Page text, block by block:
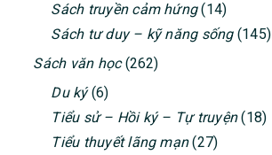
Sách truyền cảm hứng(14)
Sách tư duy – kỹ năng sống(145)
Sách văn học(262)
Du ký(6)
Tiểu sử – Hồi ký – Tự truyện(18)
Tiểu thuyết lãng mạn(27)